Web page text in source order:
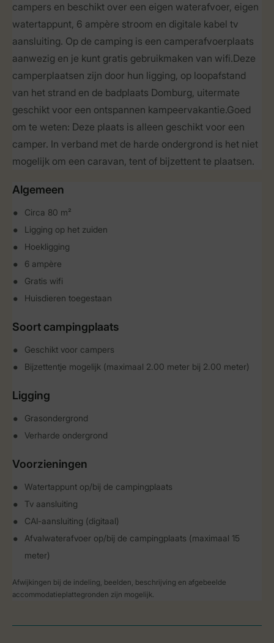
campers en beschikt over een eigen waterafvoer, eigen
watertappunt, 6 ampère stroom en digitale kabel tv
aansluiting. Op de camping is een camperafvoerplaats
aanwezig en je kunt gratis gebruikmaken van wifi.Deze
camperplaatsen zijn door hun ligging, op loopafstand
van het strand en de badplaats Domburg, uitermate
geschikt voor een ontspannen kampeervakantie.Goed
om te weten: Deze plaats is alleen geschikt voor een
camper. In verband met de harde ondergrond is het niet
mogelijk om een caravan, tent of bijzettent te plaatsen.
Algemeen
Circa 80 m²
Ligging op het zuiden
Hoekligging
6 ampère
Gratis wifi
Huisdieren toegestaan
Soort campingplaats
Geschikt voor campers
Bijzettentje mogelijk (maximaal 2.00 meter bij 2.00 meter)
Ligging
Grasondergrond
Verharde ondergrond
Voorzieningen
Watertappunt op/bij de campingplaats
Tv aansluiting
CAI-aansluiting (digitaal)
Afvalwaterafvoer op/bij de campingplaats (maximaal 15
meter)
Afwijkingen bij de indeling, beelden, beschrijving en afgebeelde
accommodatieplattegronden zijn mogelijk.